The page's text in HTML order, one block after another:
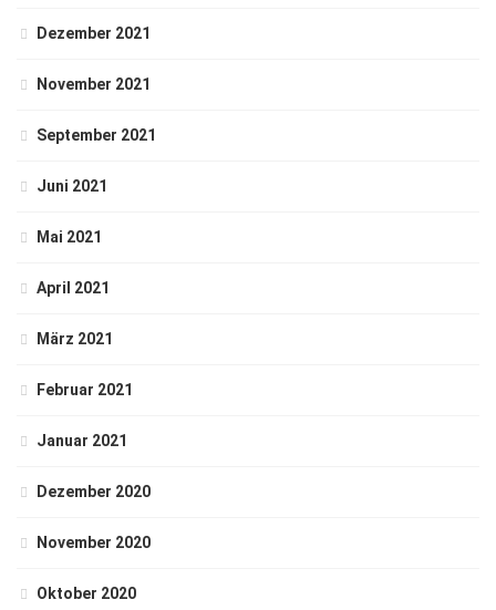
Dezember 2021
November 2021
September 2021
Juni 2021
Mai 2021
April 2021
März 2021
Februar 2021
Januar 2021
Dezember 2020
November 2020
Oktober 2020